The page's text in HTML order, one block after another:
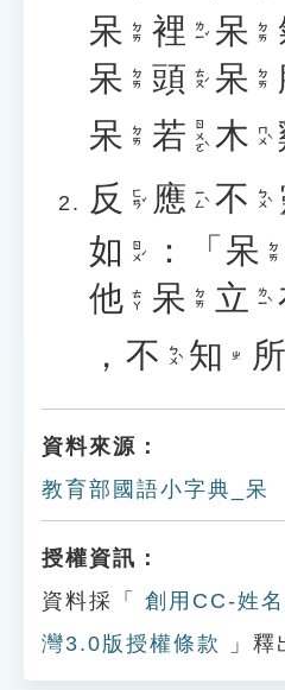
呆 ㄉㄞ 裡 ㄌㄧˇ 呆 ㄉㄞ
呆 ㄉㄞ 頭 ㄊㄡˊ 呆 ㄉㄞ
呆 ㄉㄞ 若 ㄖㄨㄛˋ 木 ㄇㄨˋ
反 ㄈㄢˇ 應 ㄧㄥˋ 不 ㄅㄨˋ
如 ㄖㄨˊ ：「 呆 ㄉㄞ
他 ㄊㄚ 呆 ㄉㄞ 立 ㄌㄧˋ
， 不 ㄅㄨˋ 知 ㄓ 所
資料來源：
教育部國語小字典_呆
授權資訊：
資料採「
創用CC-姓
灣3.0版授權條款
」釋